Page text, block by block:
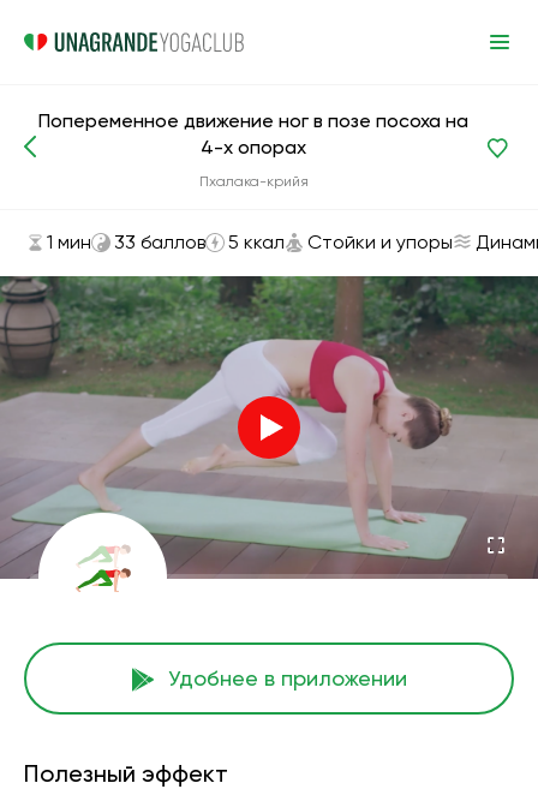
Асаны и упражнения Стойки и упоры
Попеременное движение ног в позе посоха на
4-х опорах
Пхалака-крийя
1 мин 33 баллов 5 ккал Стойки и упоры
Удобнее в приложении
Полезный эффект